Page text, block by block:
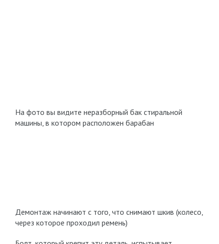
На фото вы видите неразборный бак стиральной
машины, в котором расположен барабан
Демонтаж начинают с того, что снимают шкив (колесо,
через которое проходил ремень)